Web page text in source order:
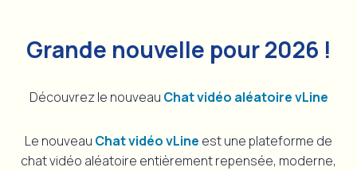
Grande nouvelle pour 2026 !
Découvrez le nouveau Chat vidéo aléatoire vLine
Le nouveau Chat vidéo vLine est une plateforme de
chat vidéo aléatoire entièrement repensée, moderne,